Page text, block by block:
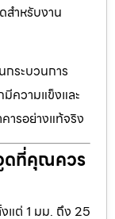
สำหรับงาน
ระบวนการ
ความแข็งและ
ารอย่างแท้จริง
ดที่คุณควร
แต่ 1 มม. ถึง 25